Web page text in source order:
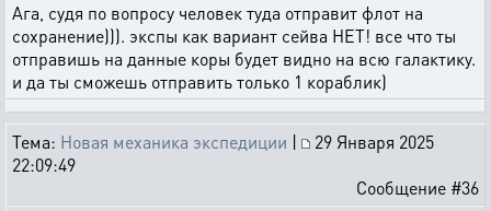
Ага, судя по вопросу человек туда отправит флот на
сохранение))). экспы как вариант сейва НЕТ! все что ты
отправишь на данные коры будет видно на всю галактику.
и да ты сможешь отправить только 1 кораблик)
Тема: Новая механика экспедиции |
29 Января 2025
22:09:49
Сообщение #36